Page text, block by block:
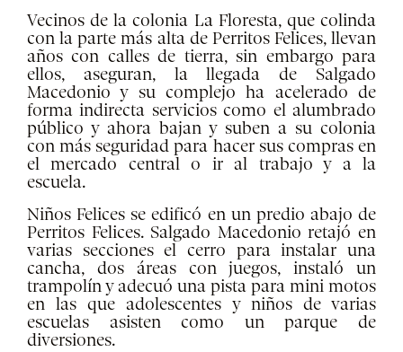
Vecinos de la colonia La Floresta, que colinda
con la parte más alta de Perritos Felices, llevan
años con calles de tierra, sin embargo para
ellos, aseguran, la llegada de Salgado
Macedonio y su complejo ha acelerado de
forma indirecta servicios como el alumbrado
público y ahora bajan y suben a su colonia
con más seguridad para hacer sus compras en
el mercado central o ir al trabajo y a la
escuela.
Niños Felices se edificó en un predio abajo de
Perritos Felices. Salgado Macedonio retajó en
varias secciones el cerro para instalar una
cancha, dos áreas con juegos, instaló un
trampolín y adecuó una pista para mini motos
en las que adolescentes y niños de varias
escuelas asisten como un parque de
diversiones.